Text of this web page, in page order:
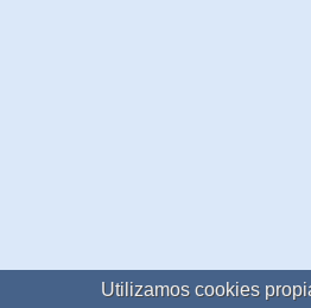
Utilizamos cookies